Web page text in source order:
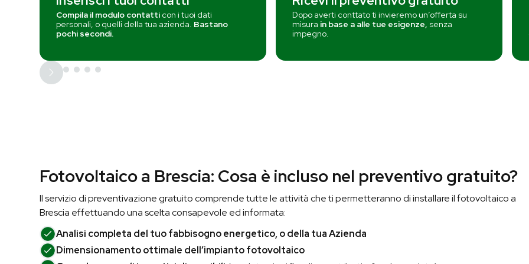
Compila il modulo contatti con i tuoi dati
personali, o quelli della tua azienda. Bastano
pochi secondi.
Dopo averti conttato ti invieremo un’offerta su
misura in base a alle tue esigenze, senza
impegno.
Fotovoltaico a Brescia: Cosa è incluso nel preventivo gratuito?
Il servizio di preventivazione gratuito comprende tutte le attività che ti permetteranno di installare il fotovoltaico a
Brescia effettuando una scelta consapevole ed informata:
Analisi completa del tuo fabbisogno energetico, o della tua Azienda
Dimensionamento ottimale dell’impianto fotovoltaico